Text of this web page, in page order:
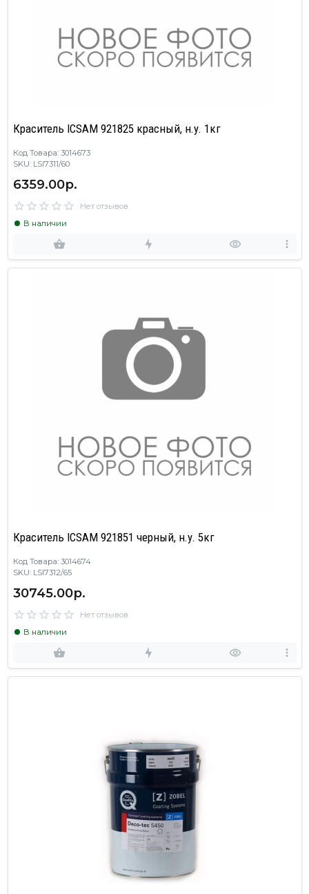
Краситель ICSAM 921825 красный, н.у. 1кг
Код Товара: 3014673
SKU: LSI7311/60
6359.00р.
Нет отзывов
В наличии
Краситель ICSAM 921851 черный, н.у. 5кг
Код Товара: 3014674
SKU: LSI7312/65
30745.00р.
Нет отзывов
В наличии